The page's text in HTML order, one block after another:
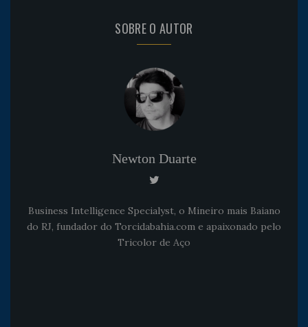
SOBRE O AUTOR
Newton Duarte
Business Intelligence Specialyst, o Mineiro mais Baiano
do RJ, fundador do Torcidabahia.com e apaixonado pelo
Tricolor de Aço